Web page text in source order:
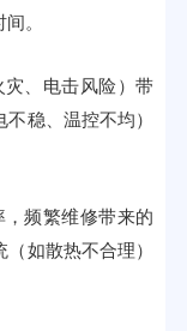
。
、电击风险）带
稳、温控不均）
频繁维修带来的
如散热不合理）